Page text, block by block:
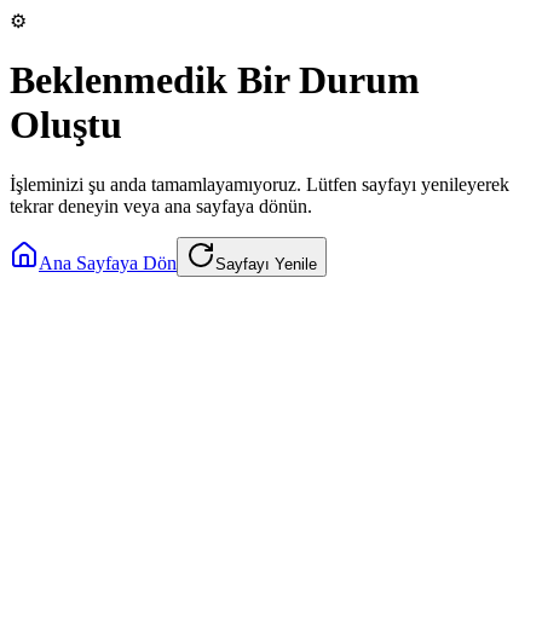
⚙️
Beklenmedik Bir Durum
Oluştu
İşleminizi şu anda tamamlayamıyoruz. Lütfen sayfayı yenileyerek
tekrar deneyin veya ana sayfaya dönün.
Ana Sayfaya Dön Sayfayı Yenile